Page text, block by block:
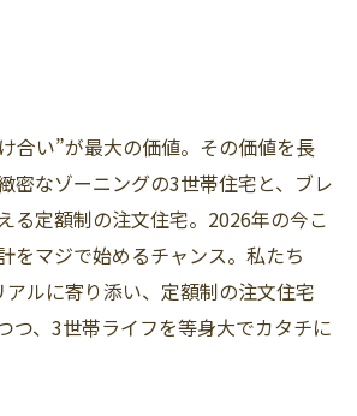
合い”が最大の価値。その価値を長
密なゾーニングの3世帯住宅と、ブレ
る定額制の注文住宅。2026年の今こ
をマジで始めるチャンス。私たち
ルに寄り添い、定額制の注文住宅
つ、3世帯ライフを等身大でカタチに